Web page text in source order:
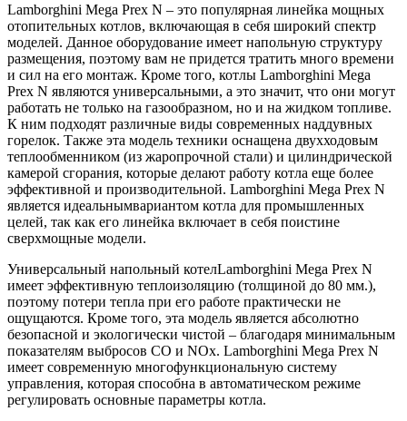
Lamborghini Mega Prex N – это популярная линейка мощных
отопительных котлов, включающая в себя широкий спектр
моделей. Данное оборудование имеет напольную структуру
размещения, поэтому вам не придется тратить много времени
и сил на его монтаж. Кроме того, котлы Lamborghini Mega
Prex N являются универсальными, а это значит, что они могут
работать не только на газообразном, но и на жидком топливе.
К ним подходят различные виды современных наддувных
горелок. Также эта модель техники оснащена двухходовым
теплообменником (из жаропрочной стали) и цилиндрической
камерой сгорания, которые делают работу котла еще более
эффективной и производительной. Lamborghini Mega Prex N
является идеальнымвариантом котла для промышленных
целей, так как его линейка включает в себя поистине
сверхмощные модели.
Универсальный напольный котелLamborghini Mega Prex N
имеет эффективную теплоизоляцию (толщиной до 80 мм.),
поэтому потери тепла при его работе практически не
ощущаются. Кроме того, эта модель является абсолютно
безопасной и экологически чистой – благодаря минимальным
показателям выбросов CO и NOx. Lamborghini Mega Prex N
имеет современную многофункциональную систему
управления, которая способна в автоматическом режиме
регулировать основные параметры котла.